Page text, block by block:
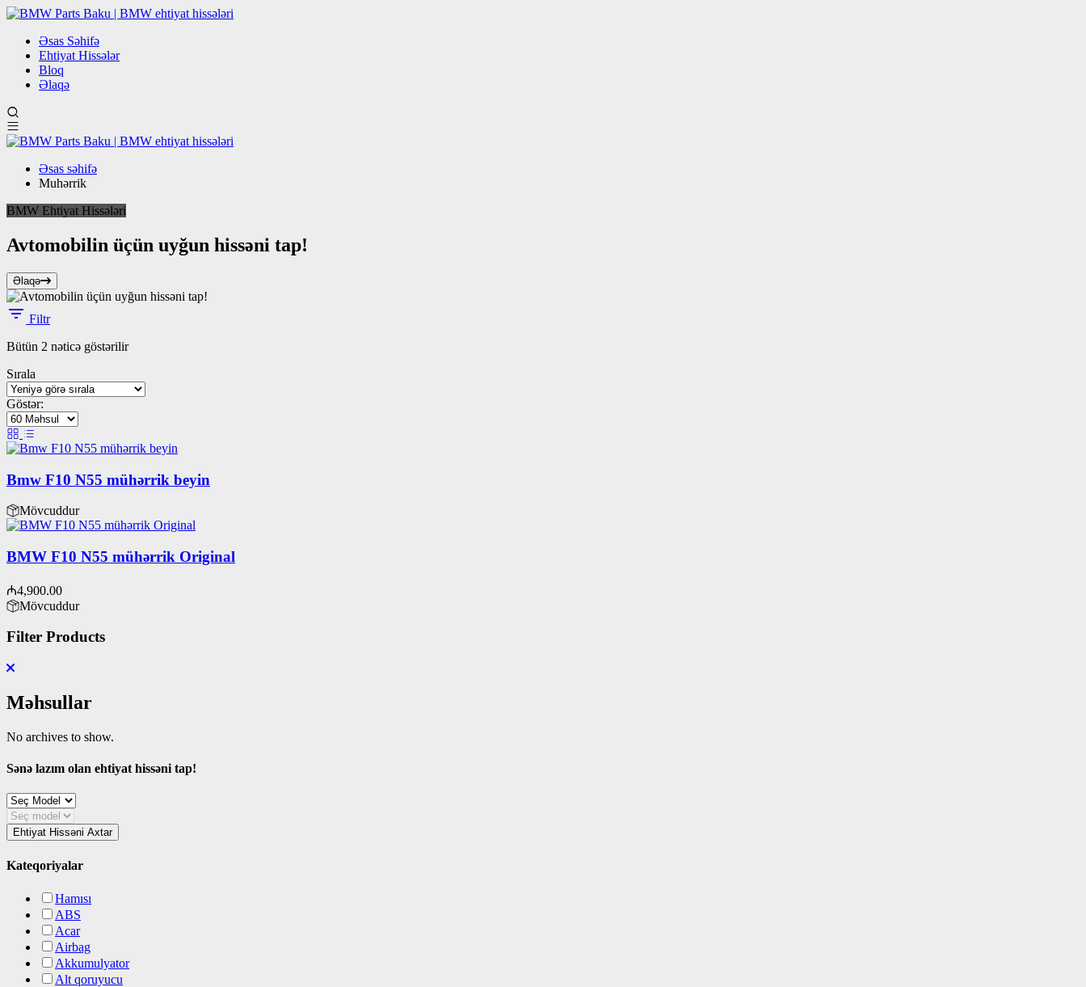
Əsas Səhifə
Ehtiyat Hissələr
Bloq
Əlaqə
Əsas səhifə
Muhərrik
BMW Ehtiyat Hissələri
Avtomobilin üçün uyğun hissəni tap!
Əlaqə
Filtr
Bütün 2 nəticə göstərilirSorted
Sırala
Göstər:
Bmw F10 N55 mühərrik beyin
Mövcuddur
BMW F10 N55 mühərrik Original
₼4,900.00
Mövcuddur
Filter Products
Məhsullar
No archives to show.
Sənə lazım olan ehtiyat hissəni tap!
Ehtiyat Hissəni Axtar
Kateqoriyalar
Hamısı
ABS
Acar
Airbag
Akkumulyator
Alt qoruyucu